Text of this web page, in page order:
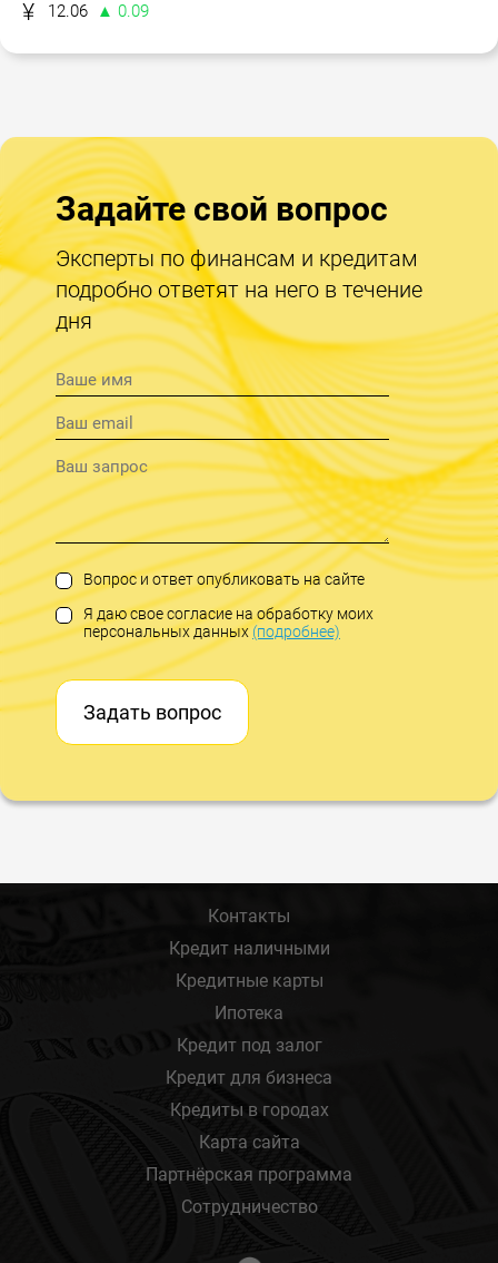
12.06
▲ 0.09
Задайте свой вопрос
Эксперты по финансам и кредитам
подробно ответят на него в течение
дня
Вопрос и ответ опубликовать на сайте
Я даю свое согласие на обработку моих
персональных данных(подробнее)
Задать вопрос
Контакты
Кредит наличными
Кредитные карты
Ипотека
Кредит под залог
Кредит для бизнеса
Кредиты в городах
Карта сайта
Партнёрская программа
Сотрудничество